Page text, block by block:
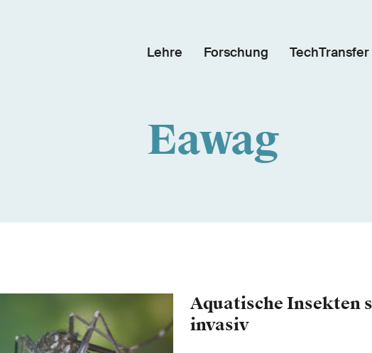
Lehre Forschung TechTransfer
Eawag
Aquatische Insekten
invasiv